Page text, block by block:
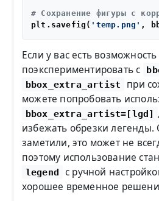
# Сохранение фигуры с
plt.savefig( 'temp.png' ,
Если у вас есть возможность
поэкспериментировать с
bbox_extra_artist
при
можете попробовать
bbox_extra_artist=[lgd]
избежать обрезки легенды.
заметили, это может не
поэтому использование
legend
с ручной
хорошее временное